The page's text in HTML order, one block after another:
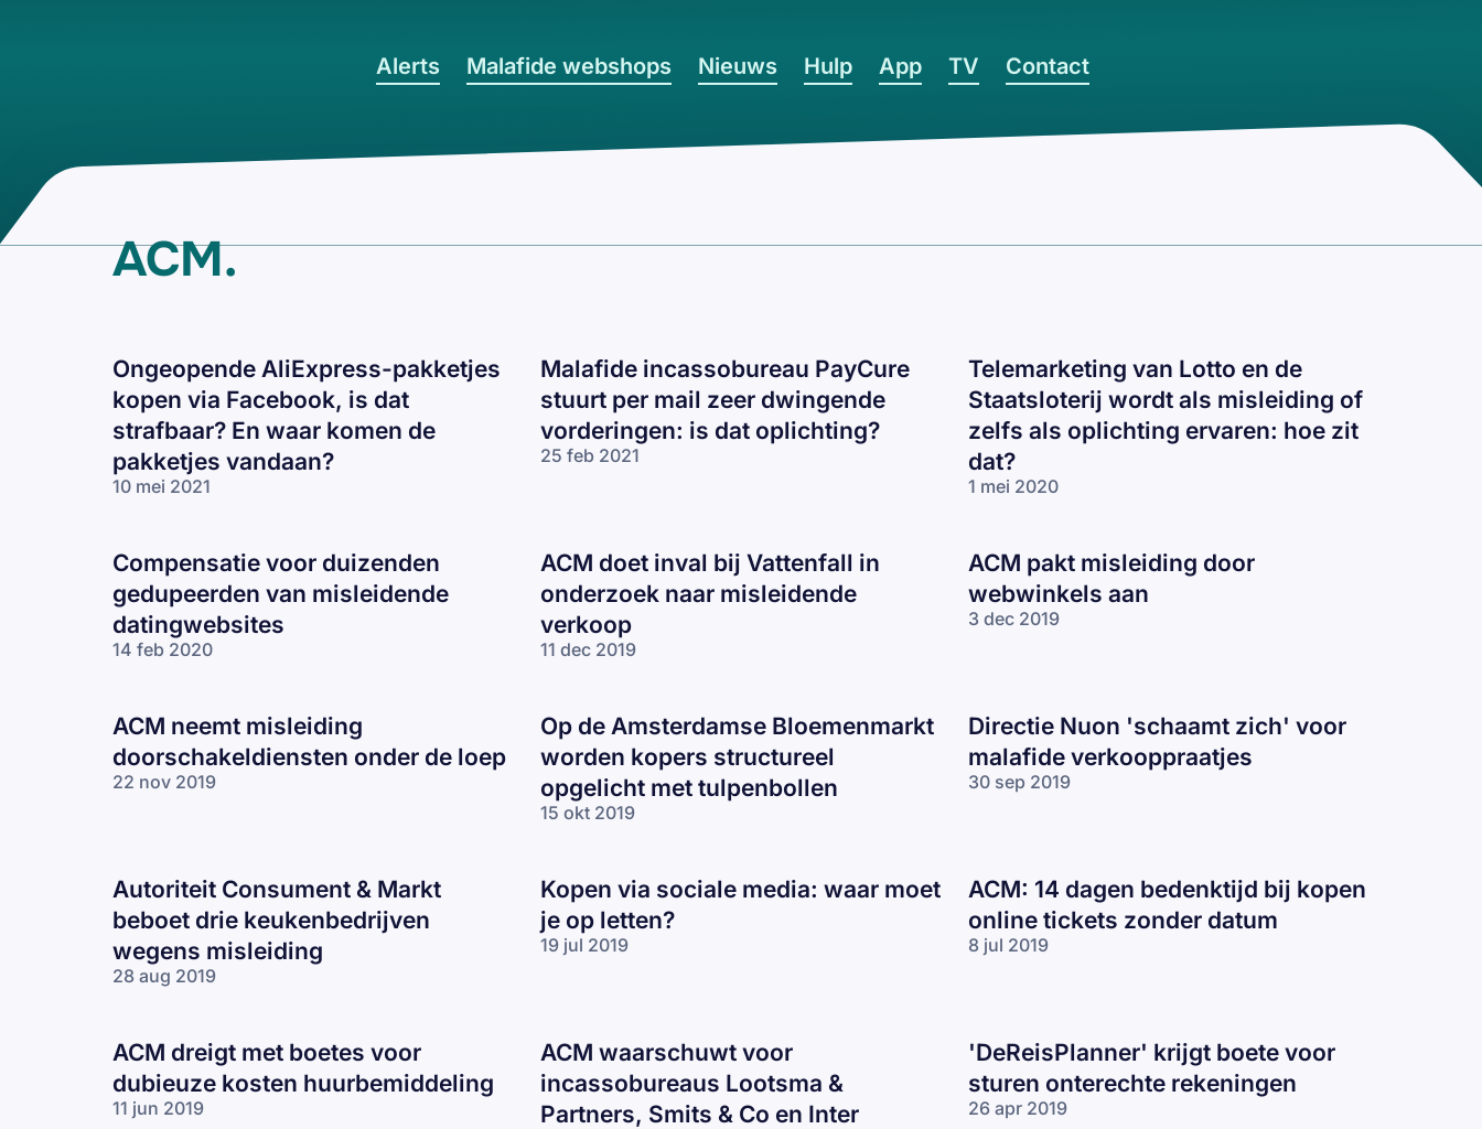
Alerts Malafide webshops Nieuws Hulp App TV Contact
ACM.
Ongeopende AliExpress-pakketjes
kopen via Facebook, is dat
strafbaar? En waar komen de
pakketjes vandaan?
10 mei 2021
Malafide incassobureau PayCure
stuurt per mail zeer dwingende
vorderingen: is dat oplichting?
25 feb 2021
Telemarketing van Lotto en de
Staatsloterij wordt als misleiding of
zelfs als oplichting ervaren: hoe zit
dat?
1 mei 2020
Compensatie voor duizenden
gedupeerden van misleidende
datingwebsites
14 feb 2020
ACM doet inval bij Vattenfall in
onderzoek naar misleidende
verkoop
11 dec 2019
ACM pakt misleiding door
webwinkels aan
3 dec 2019
ACM neemt misleiding
doorschakeldiensten onder de loep
22 nov 2019
Op de Amsterdamse Bloemenmarkt
worden kopers structureel
opgelicht met tulpenbollen
15 okt 2019
Directie Nuon 'schaamt zich' voor
malafide verkooppraatjes
30 sep 2019
Autoriteit Consument & Markt
beboet drie keukenbedrijven
wegens misleiding
28 aug 2019
Kopen via sociale media: waar moet
je op letten?
19 jul 2019
ACM: 14 dagen bedenktijd bij kopen
online tickets zonder datum
8 jul 2019
ACM dreigt met boetes voor
dubieuze kosten huurbemiddeling
11 jun 2019
ACM waarschuwt voor
incassobureaus Lootsma &
Partners, Smits & Co en Inter
'DeReisPlanner' krijgt boete voor
sturen onterechte rekeningen
26 apr 2019